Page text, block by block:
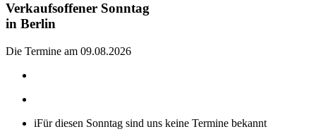
Verkaufsoffener Sonntag
in Berlin
Die Termine am 09.08.2026
iFür diesen Sonntag sind uns keine Termine bekannt